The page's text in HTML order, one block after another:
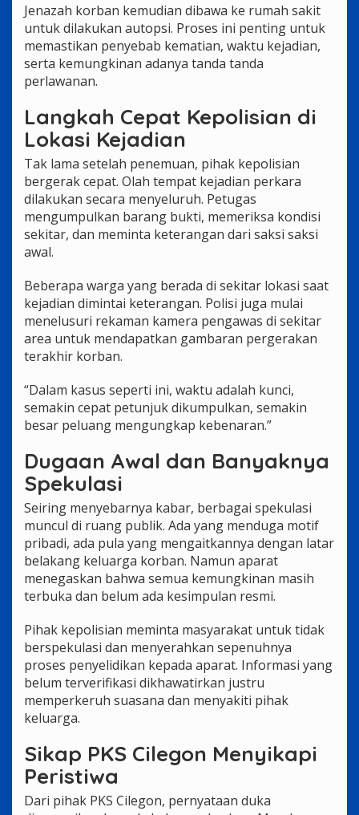
Jenazah korban kemudian dibawa ke rumah sakit
untuk dilakukan autopsi. Proses ini penting untuk
memastikan penyebab kematian, waktu kejadian,
serta kemungkinan adanya tanda tanda
perlawanan.
Langkah Cepat Kepolisian di
Lokasi Kejadian
Tak lama setelah penemuan, pihak kepolisian
bergerak cepat. Olah tempat kejadian perkara
dilakukan secara menyeluruh. Petugas
mengumpulkan barang bukti, memeriksa kondisi
sekitar, dan meminta keterangan dari saksi saksi
awal.
Beberapa warga yang berada di sekitar lokasi saat
kejadian dimintai keterangan. Polisi juga mulai
menelusuri rekaman kamera pengawas di sekitar
area untuk mendapatkan gambaran pergerakan
terakhir korban.
“Dalam kasus seperti ini, waktu adalah kunci,
semakin cepat petunjuk dikumpulkan, semakin
besar peluang mengungkap kebenaran.”
Dugaan Awal dan Banyaknya
Spekulasi
Seiring menyebarnya kabar, berbagai spekulasi
muncul di ruang publik. Ada yang menduga motif
pribadi, ada pula yang mengaitkannya dengan latar
belakang keluarga korban. Namun aparat
menegaskan bahwa semua kemungkinan masih
terbuka dan belum ada kesimpulan resmi.
Pihak kepolisian meminta masyarakat untuk tidak
berspekulasi dan menyerahkan sepenuhnya
proses penyelidikan kepada aparat. Informasi yang
belum terverifikasi dikhawatirkan justru
memperkeruh suasana dan menyakiti pihak
keluarga.
Sikap PKS Cilegon Menyikapi
Peristiwa
Dari pihak PKS Cilegon, pernyataan duka